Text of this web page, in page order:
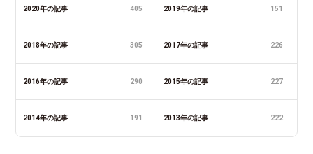
2020年の記事 405 2019年の記事 151
2018年の記事 305 2017年の記事 226
2016年の記事 290 2015年の記事 227
2014年の記事 191 2013年の記事 222